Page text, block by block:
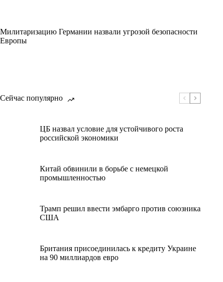
Милитаризацию Германии назвали угрозой безопасности
Европы
Сейчас популярно
ЦБ назвал условие для устойчивого роста
российской экономики
Китай обвинили в борьбе с немецкой
промышленностью
Трамп решил ввести эмбарго против союзника
США
Британия присоединилась к кредиту Украине
на 90 миллиардов евро